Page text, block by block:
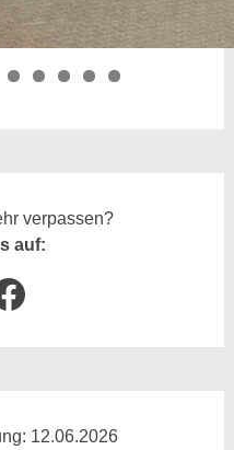
verpassen?
auf:
12.06.2026